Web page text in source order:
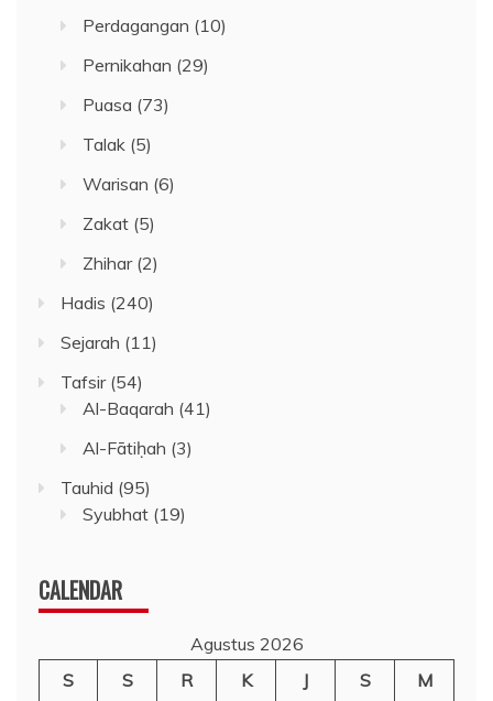
Perdagangan (10)
Pernikahan (29)
Puasa (73)
Talak (5)
Warisan (6)
Zakat (5)
Zhihar(2)
Hadis (240)
Sejarah (11)
Tafsir(54)
Al-Baqarah (41)
Al-Fātiḥah (3)
Tauhid (95)
Syubhat (19)
CALENDAR
Agustus 2026
S
S R K J S
M